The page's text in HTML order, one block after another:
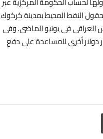
300 ألف برميل يوميا من حقول النفط المحيط بمدينة كركوك
العراقى فى يونيو الماضى. وفى
دولار ‏أخرى للمساعدة على دفع
طباعة